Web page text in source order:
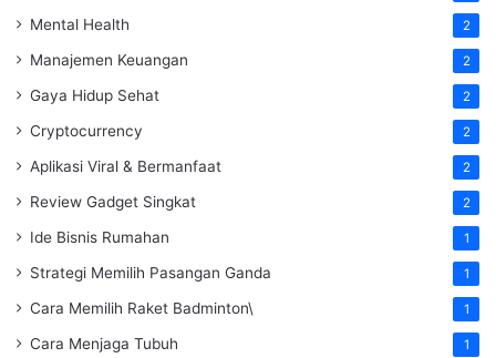
Mental Health 2
Manajemen Keuangan 2
Gaya Hidup Sehat 2
Cryptocurrency 2
Aplikasi Viral & Bermanfaat 2
Review Gadget Singkat 2
Ide Bisnis Rumahan 1
Strategi Memilih Pasangan Ganda 1
Cara Memilih Raket Badminton\ 1
Cara Menjaga Tubuh 1